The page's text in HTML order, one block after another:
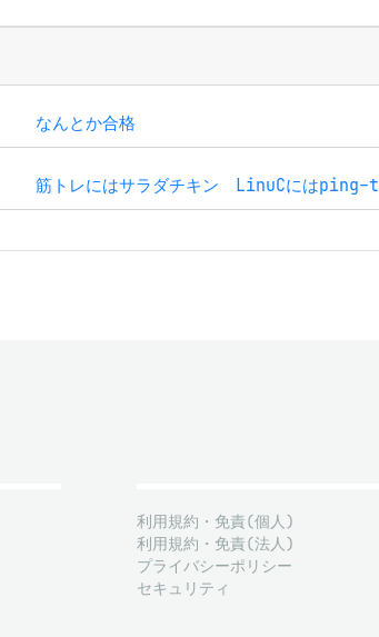
なんとか合格
筋トレにはサラダチキン LinuCにはping-t
利用規約・免責(個人)
利用規約・免責(法人)
プライバシーポリシー
セキュリティ